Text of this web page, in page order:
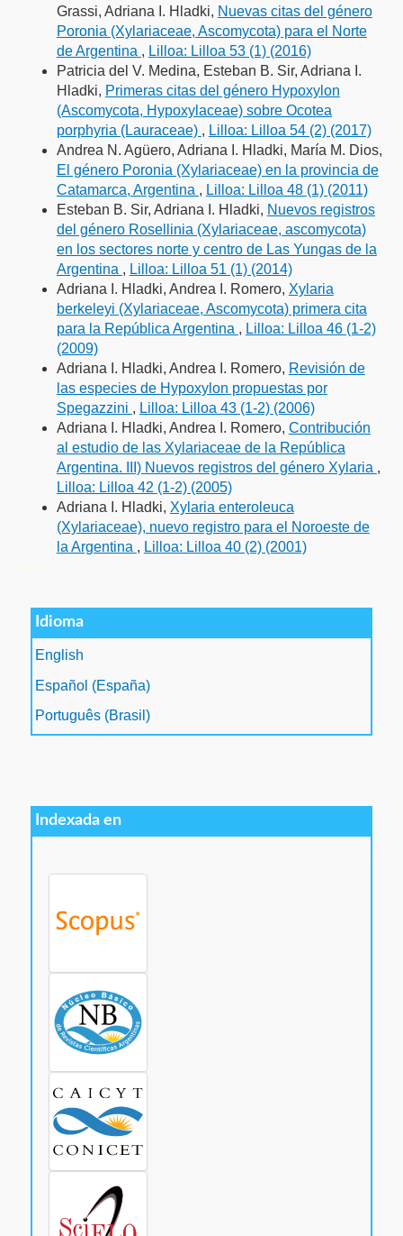
Grassi, Adriana I. Hladki, Nuevas citas del género
Poronia (Xylariaceae, Ascomycota) para el Norte
de Argentina , Lilloa: Lilloa 53 (1) (2016)
Patricia del V. Medina, Esteban B. Sir, Adriana I.
Hladki, Primeras citas del género Hypoxylon
(Ascomycota, Hypoxylaceae) sobre Ocotea
porphyria (Lauraceae) , Lilloa: Lilloa 54 (2) (2017)
Andrea N. Agüero, Adriana I. Hladki, María M. Dios,
El género Poronia (Xylariaceae) en la provincia de
Catamarca, Argentina , Lilloa: Lilloa 48 (1) (2011)
Esteban B. Sir, Adriana I. Hladki, Nuevos registros
del género Rosellinia (Xylariaceae, ascomycota)
en los sectores norte y centro de Las Yungas de la
Argentina , Lilloa: Lilloa 51 (1) (2014)
Adriana I. Hladki, Andrea I. Romero, Xylaria
berkeleyi (Xylariaceae, Ascomycota) primera cita
para la República Argentina , Lilloa: Lilloa 46 (1-2)
(2009)
Adriana I. Hladki, Andrea I. Romero, Revisión de
las especies de Hypoxylon propuestas por
Spegazzini , Lilloa: Lilloa 43 (1-2) (2006)
Adriana I. Hladki, Andrea I. Romero, Contribución
al estudio de las Xylariaceae de la República
Argentina. III) Nuevos registros del género Xylaria ,
Lilloa: Lilloa 42 (1-2) (2005)
Adriana I. Hladki, Xylaria enteroleuca
(Xylariaceae), nuevo registro para el Noroeste de
la Argentina , Lilloa: Lilloa 40 (2) (2001)
Idioma
English
Español (España)
Português (Brasil)
Indexada en